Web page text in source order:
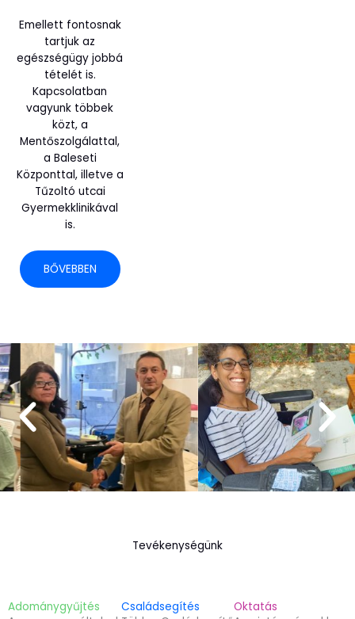
Emellett fontosnak
tartjuk az
egészségügy jobbá
tételét is.
Kapcsolatban
vagyunk többek
közt, a
Mentőszolgálattal,
a Baleseti
Központtal, illetve a
Tűzoltó utcai
Gyermekklinikával
is.
BŐVEBBEN
Tevékenységünk
Adománygyűjtés
Családsegítés
Oktatás